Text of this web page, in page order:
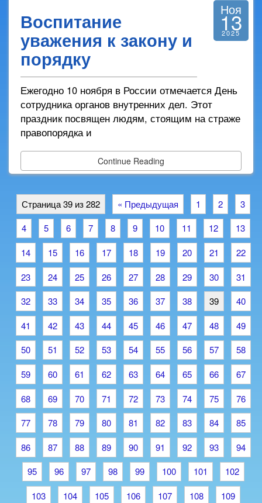
Воспитание
уважения к закону и
порядку
Ноя
13
2025
Ежегодно 10 ноября в России отмечается День
сотрудника органов внутренних дел. Этот
праздник посвящен людям, стоящим на страже
правопорядка и
Continue Reading
Страница 39 из 282 « Предыдущая 1 2
3
4
5 6 7 8 9 10 11 12
13
14
15 16 17 18 19 20 21
22
23
24 25 26 27 28 29 30
31
32
33 34 35 36 37 38 39
40
41
42 43 44 45 46 47 48
49
50
51 52 53 54 55 56 57
58
59
60 61 62 63 64 65 66
67
68
69 70 71 72 73 74 75
76
77
78 79 80 81 82 83 84
85
86
87 88 89 90 91 92 93
94
95
96 97 98 99 100 101
102
103
104 105 106 107 108
109